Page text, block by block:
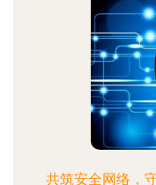
共筑安全网络，